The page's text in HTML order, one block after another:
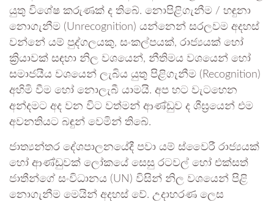
යුතු විශේෂ කරුණක් ද තිබේ. නොපිළිගැනීම / හඳුනා
නොගැනීම (Unrecognition) යන්නෙන් සරලවම අදහස්
වන්නේ යම් පුද්ගලයකු, සංකල්පයක්, රාජ්‍යයක් හෝ
ක්‍රියාවක් සඳහා නිල වශයෙන්, නීතිමය වශයෙන් හෝ
සමාජයීය වශයෙන් ලැබිය යුතු පිළිගැනීම (Recognition)
අහිමි වීම හෝ නොලැබී යාමයි. අප හට වැටහෙන
අන්දමට අද වන විට වත්මන් ආණ්ඩුව ද ශීඝ්‍රයෙන් එම
අවනතියට බඳුන් වෙමින් තිබේ.
ජාත්‍යන්තර දේශපාලනයේදී පවා යම් ස්වෛරී රාජ්‍යයක්
හෝ ආණ්ඩුවක් ලෝකයේ සෙසු රටවල් හෝ එක්සත්
ජාතීන්ගේ සංවිධානය (UN) විසින් නිල වශයෙන් පිළි
නොගැනීම මෙයින් අදහස් වේ. උදාහරණ ලෙස